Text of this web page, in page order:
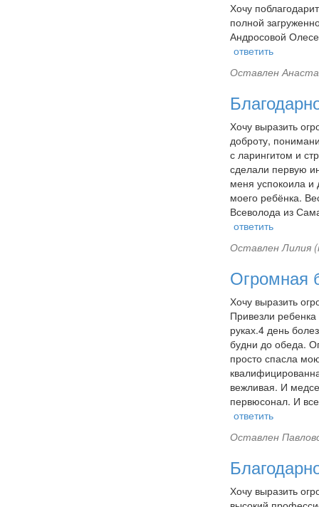
Хочу
полной
Андросовой
ответить
Оставлен
Хочу выразить
доброту,
с ларингитом и
сделали первую
меня успокоила и
моего ребёнка.
Всеволода из
ответить
ОставленЛилия
Огромная
Хочу выразить
Привезли
руках.4 день
будни до обеда.
просто спасла
вежливая. И
первюсонал. И
ответить
Оставлен
Хочу выразить